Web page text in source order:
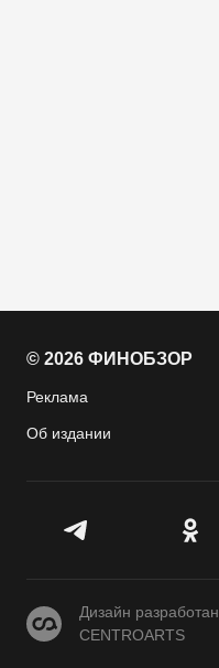
© 2026 ФИНОБЗОР
Реклама
Об издании
CENTROARTS